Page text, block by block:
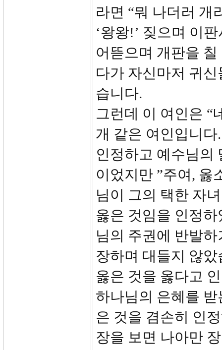
라면 “뭐 나더러 개
‘왕왕!’ 짖으며 이
어뜯으며 개판을
다가 자신마저 귀
습니다.
그런데 이 여인은 “
개 같은 여인입니
인정하고 예수님의
이었지만 ”주여, 옳
님이 그의 택한 자
옳은 것임을 인정
님의 주권에 반발
장하며 대들지 않
옳은 것을 옳다고
하나님의 은혜를
은 것을 겸손히 인
장을 보면 나아만